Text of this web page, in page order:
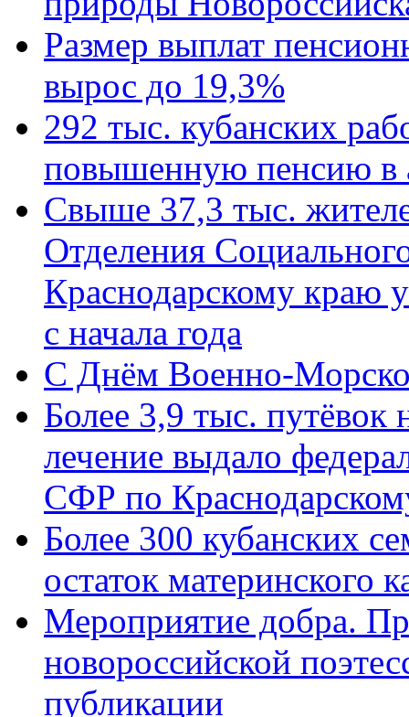
Размер выплат
вырос до 19,3%
292 тыс. кубанских
повышенную пенсию в
Свыше 37,3 тыс.
Отделения
Краснодарскому краю
с начала года
C Днём Военно-
Более 3,9 тыс. путёвок
лечение выдало
СФР по
Более 300 кубанских
остаток материнского
Мероприятие добра.
новороссийской
публикации